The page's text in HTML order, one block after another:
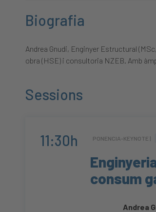
Biografia
Andrea Gnudi, Enginyer Estructural
obra (HSE) i consultoria NZEB. Amb
Sessions
11:30h PONENCIA-KEYNOTE |
consum
Andrea